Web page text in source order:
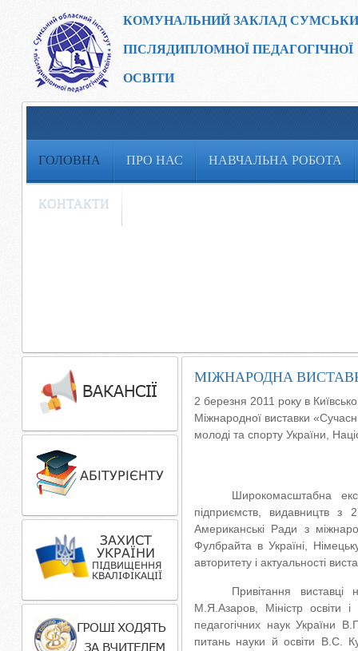
КОМУНАЛЬНИЙ ЗАКЛАД
ПІСЛЯДИПЛОМНОЇ ПЕДАГОГІЧНОЇ
ОСВІТИ
ГОЛОВНА ПРО НАС НАВЧАЛЬНА РОБОТА
КОНТАКТИ
МІЖНАРОДНА
2 березня 2011 року в
Міжнародної виставки
молоді та спорту України,
Широкомасштабна
підприємств, видавництв з
Американські Ради з
Фулбрайта в Україні,
авторитету і актуальності
Привітання
М.Я.Азаров, Міністр освіти
педагогічних наук України
питань науки й освіти В.С.